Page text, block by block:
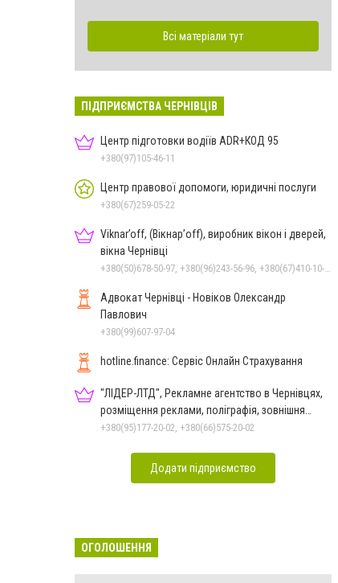
Всі матеріали тут
ПІДПРИЄМСТВА ЧЕРНІВЦІВ
Центр підготовки водіїв ADR+КОД 95
+380(97)105-46-11
Центр правової допомоги, юридичні послуги
+380(67)259-05-22
Viknar’off, (Вікнар’off), виробник вікон і дверей,
вікна Чернівці
Адвокат Чернівці - Новіков Олександр
Павлович
+380(99)607-97-04
hotline.finance: Сервіс Онлайн Страхування
"ЛІДЕР-ЛТД", Рекламне агентство в Чернівцях,
розміщення реклами, поліграфія, зовнішня
реклама
+380(95)177-20-02, +380(66)575-20-02
Додати підприємство
ОГОЛОШЕННЯ